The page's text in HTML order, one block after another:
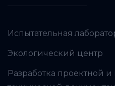
Испытательная
Экологический центр
Разработка проектной